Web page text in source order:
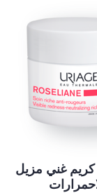
كريم غني مزيل